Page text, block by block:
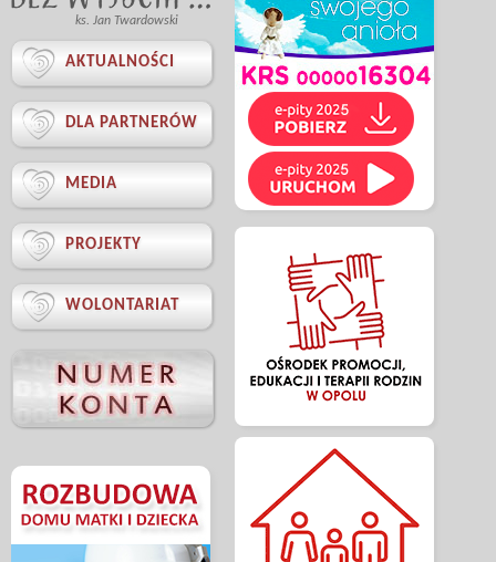
ks. Jan Twardowski
 AKTUALNOŚCI
 DLA PARTNERÓW
 MEDIA
 PROJEKTY
 WOLONTARIAT